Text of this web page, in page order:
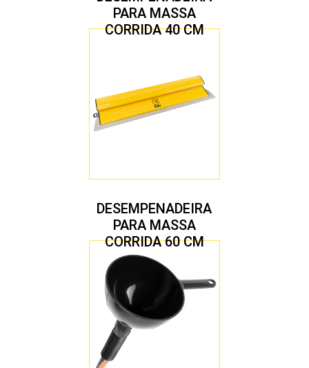
PARA MASSA
CORRIDA 40 CM
DESEMPENADEIRA
PARA MASSA
CORRIDA 60 CM